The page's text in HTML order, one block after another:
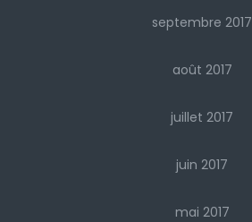
septembre 2017
août 2017
juillet 2017
juin 2017
mai 2017